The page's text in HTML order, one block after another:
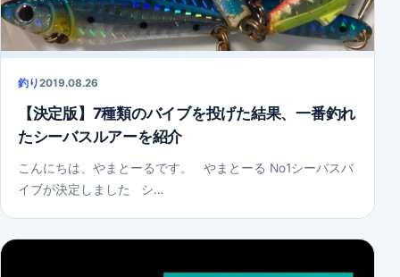
釣り2019.08.26
【決定版】7種類のバイブを投げた結果、一番釣れ
たシーバスルアーを紹介
こんにちは、やまとーるです。 やまとーる No1シーバスバ
イブが決定しました シ…